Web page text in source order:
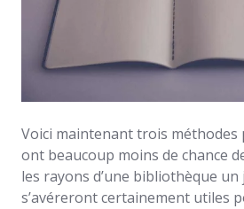
Voici maintenant trois méthodes
ont beaucoup moins de chance
les rayons d’une bibliothèque
s’avéreront certainement utiles